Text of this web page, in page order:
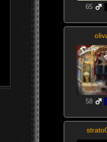
65
58